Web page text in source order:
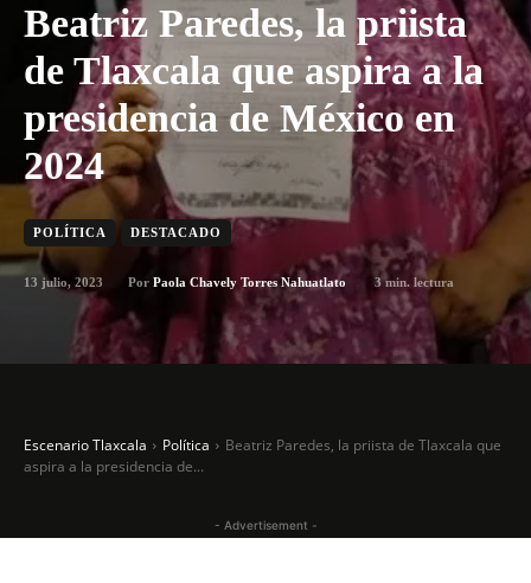
Beatriz Paredes, la priista
de Tlaxcala que aspira a la
presidencia de México en
2024
POLÍTICA DESTACADO
13 julio, 2023 Por Paola Chavely Torres Nahuatlato 3min. lectura
Escenario Tlaxcala Política
Beatriz Paredes, la priista de Tlaxcala que
aspira a la presidencia de...
- Advertisement -